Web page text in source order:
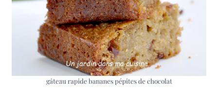
gâteau rapide bananes pépites de chocolat